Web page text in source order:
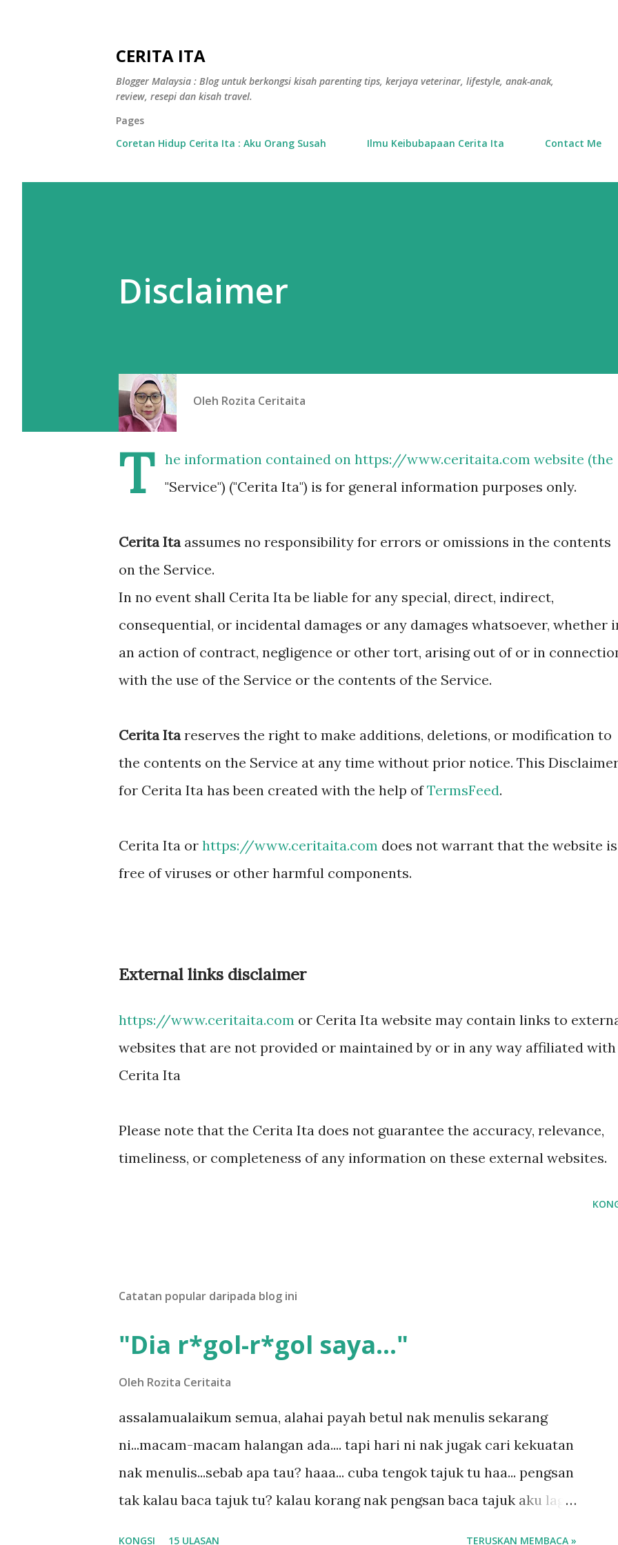
CERITA ITA
Blogger Malaysia : Blog untuk berkongsi kisah parenting tips, kerjaya veterinar, lifestyle, anak-anak,
review, resepi dan kisah travel.
Pages
Coretan Hidup Cerita Ita : Aku Orang Susah
Ilmu Keibubapaan Cerita Ita Contact Me
Disclaimer
Oleh Rozita Ceritaita
T he information contained on https://www.ceritaita.com website (the
"Service") ("Cerita Ita") is for general information purposes only.
Cerita Itaassumes no responsibility for errors or omissions in the contents
on the Service.
In no event shall Cerita Ita be liable for any special, direct, indirect,
consequential, or incidental damages or any damages whatsoever, whether
an action of contract, negligence or other tort, arising out of or in
with the use of the Service or the contents of the Service.
Cerita Itareserves the right to make additions, deletions, or modification to
the contents on the Service at any time without prior notice. This
for Cerita Ita has been created with the help ofTermsFeed.
Cerita Ita or https://www.ceritaita.com does not warrant that the website is
free of viruses or other harmful components.
External links disclaimer
https://www.ceritaita.com or Cerita Ita website may contain links to
websites that are not provided or maintained by or in any way affiliated with
Cerita Ita
Please note that the Cerita Ita does not guarantee the accuracy, relevance,
timeliness, or completeness of any information on these external websites.
Catatan popular daripada blog ini
"Dia r*gol-r*gol saya..."
Oleh Rozita Ceritaita
assalamualaikum semua, alahai payah betul nak menulis sekarang
ni...macam-macam halangan ada.... tapi hari ni nak jugak cari kekuatan
nak menulis...sebab apa tau? haaa... cuba tengok tajuk tu haa... pengsan
tak kalau baca tajuk tu? kalau korang nak pengsan baca tajuk aku lagi
KONGSI 15 ULASAN TERUSKAN MEMBACA »